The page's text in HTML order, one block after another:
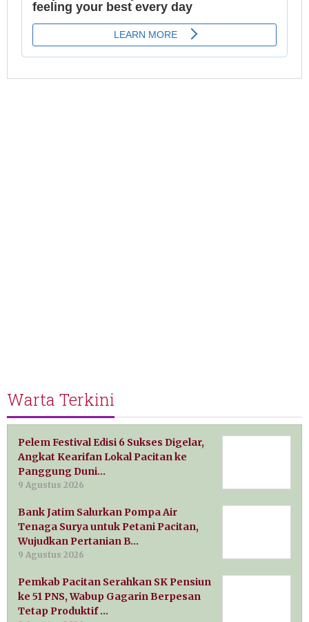
Warta Terkini
Pelem Festival Edisi 6 Sukses Digelar,
Angkat Kearifan Lokal Pacitan ke
Panggung Duni…
9 Agustus 2026
Bank Jatim Salurkan Pompa Air
Tenaga Surya untuk Petani Pacitan,
Wujudkan Pertanian B…
9 Agustus 2026
Pemkab Pacitan Serahkan SK Pensiun
ke 51 PNS, Wabup Gagarin Berpesan
Tetap Produktif …